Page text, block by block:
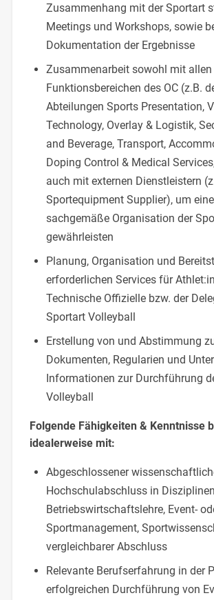
Zusammenhang mit der Sportart
Meetings und Workshops, sowie
Dokumentation der Ergebnisse
Zusammenarbeit sowohl mit allen
Funktionsbereichen des OC (z.B.
Abteilungen Sports Presentation,
Technology, Overlay & Logistik,
and Beverage, Transport,
Doping Control & Medical
auch mit externen Dienstleistern
Sportequipment Supplier), um eine
sachgemäße Organisation der
gewährleisten
Planung, Organisation und
erforderlichen Services für
Technische Offizielle bzw. der
Sportart Volleyball
Erstellung von und Abstimmung
Dokumenten, Regularien und
Informationen zur Durchführung
Volleyball
Folgende Fähigkeiten & Kenntnisse
idealerweise mit:
Abgeschlossener
Hochschulabschluss in
Betriebswirtschaftslehre, Event-
Sportmanagement,
vergleichbarer Abschluss
Relevante Berufserfahrung in der
erfolgreichen Durchführung von